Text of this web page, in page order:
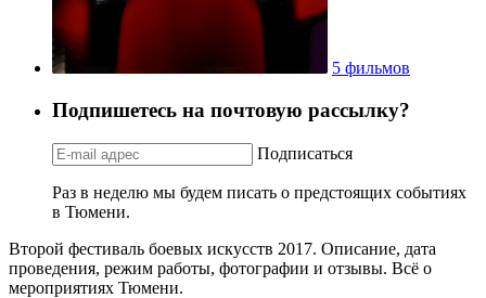
5 фильмов
Подпишетесь на почтовую рассылку?
Подписаться
Раз в неделю мы будем писать о предстоящих событиях
в Тюмени.
Второй фестиваль боевых искусств 2017. Описание, дата
проведения, режим работы, фотографии и отзывы. Всё о
мероприятиях Тюмени.